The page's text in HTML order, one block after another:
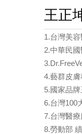
王正
1.台灣美
2.中華民
4.藝群皮
5.國家品
6.台灣100
7.台灣醫
8.勞動部